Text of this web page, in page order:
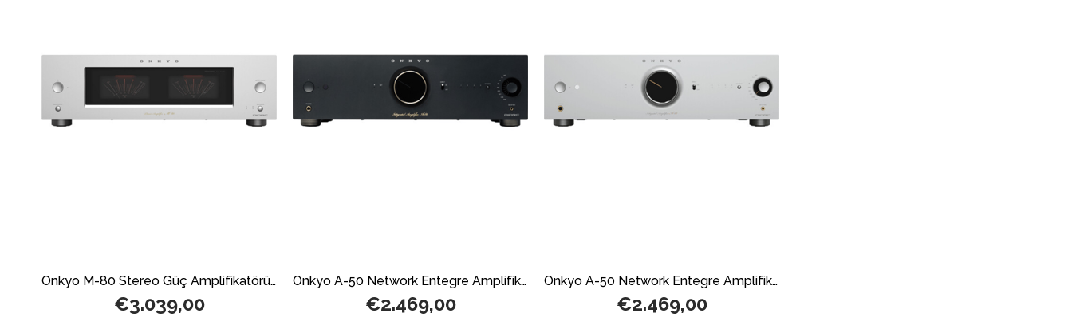
Onkyo M-80 Stereo Güç Amplifikatörü Silver
€3.039,00
Onkyo A-50 Network Entegre Amplifikatör Black
€2.469,00
Onkyo A-50 Network Entegre Amplifikatör Silver
€2.469,00